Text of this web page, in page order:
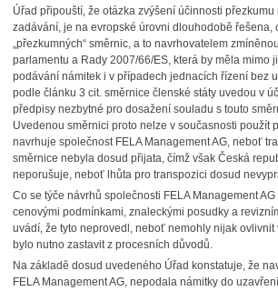
Úřad připouští, že otázka zvýšení účinnosti
zadávání, je na evropské úrovni dlouhodobě řešena,
„přezkumných“ směrnic, a to navrhovatelem
parlamentu a Rady 2007/66/ES, která by měla mimo
podávání námitek i v případech jednacích řízení bez
podle článku 3 cit. směrnice členské státy uvedou v
předpisy nezbytné pro dosažení souladu s touto
Uvedenou směrnici proto nelze v současnosti použít
navrhuje společnost FELA Management AG, neboť
směrnice nebyla dosud přijata, čímž však Česká
neporušuje, neboť lhůta pro transpozici dosud
Co se týče návrhů společnosti FELA Management
cenovými podmínkami, znaleckými posudky a
uvádí, že tyto neprovedl, neboť nemohly nijak ovlivnit
bylo nutno zastavit z procesních důvodů.
Na základě dosud uvedeného Úřad konstatuje, že
FELA Management AG, nepodala námitky do